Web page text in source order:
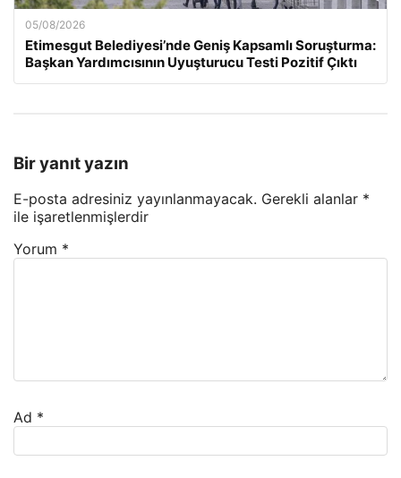
05/08/2026
Etimesgut Belediyesi’nde Geniş Kapsamlı Soruşturma:
Başkan Yardımcısının Uyuşturucu Testi Pozitif Çıktı
Bir yanıt yazın
E-posta adresiniz yayınlanmayacak. Gerekli alanlar *
ile işaretlenmişlerdir
Yorum *
Ad *